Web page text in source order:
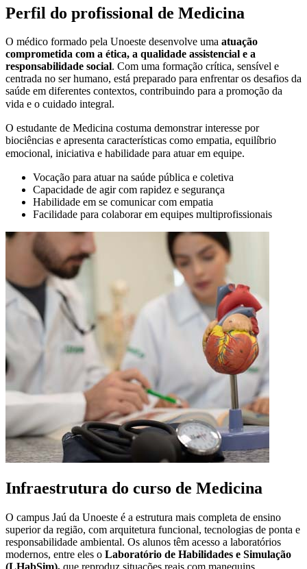
Perfil do profissional de Medicina
O médico formado pela Unoeste desenvolve uma atuação
comprometida com a ética, a qualidade assistencial e a
responsabilidade social. Com uma formação crítica, sensível e
centrada no ser humano, está preparado para enfrentar os desafios da
saúde em diferentes contextos, contribuindo para a promoção da
vida e o cuidado integral.
O estudante de Medicina costuma demonstrar interesse por
biociências e apresenta características como empatia, equilíbrio
emocional, iniciativa e habilidade para atuar em equipe.
Vocação para atuar na saúde pública e coletiva
Capacidade de agir com rapidez e segurança
Habilidade em se comunicar com empatia
Facilidade para colaborar em equipes multiprofissionais
Infraestrutura do curso de Medicina
O campus Jaú da Unoeste é a estrutura mais completa de ensino
superior da região, com arquitetura funcional, tecnologias de ponta e
responsabilidade ambiental. Os alunos têm acesso a laboratórios
modernos, entre eles o Laboratório de Habilidades e Simulação